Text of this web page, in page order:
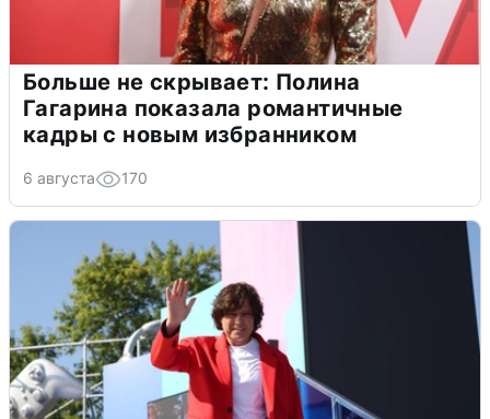
Больше не скрывает: Полина
Гагарина показала романтичные
кадры с новым избранником
6 августа 170